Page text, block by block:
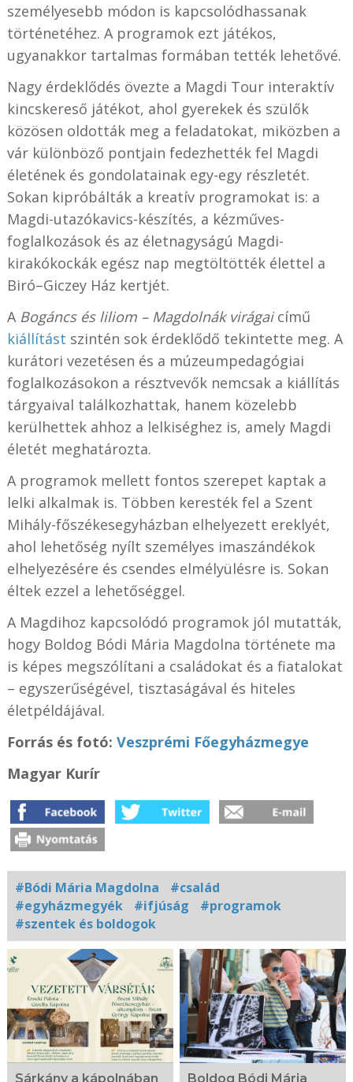
személyesebb módon is kapcsolódhassanak
történetéhez. A programok ezt játékos,
ugyanakkor tartalmas formában tették lehetővé.
Nagy érdeklődés övezte a Magdi Tour interaktív
kincskereső játékot, ahol gyerekek és szülők
közösen oldották meg a feladatokat, miközben a
vár különböző pontjain fedezhették fel Magdi
életének és gondolatainak egy-egy részletét.
Sokan kipróbálták a kreatív programokat is: a
Magdi-utazókavics-készítés, a kézműves-
foglalkozások és az életnagyságú Magdi-
kirakókockák egész nap megtöltötték élettel a
Biró–Giczey Ház kertjét.
A Bogáncs és liliom – Magdolnák virágaicímű
kiállítást szintén sok érdeklődő tekintette meg. A
kurátori vezetésen és a múzeumpedagógiai
foglalkozásokon a résztvevők nemcsak a kiállítás
tárgyaival találkozhattak, hanem közelebb
kerülhettek ahhoz a lelkiséghez is, amely Magdi
életét meghatározta.
A programok mellett fontos szerepet kaptak a
lelki alkalmak is. Többen keresték fel a Szent
Mihály-főszékesegyházban elhelyezett ereklyét,
ahol lehetőség nyílt személyes imaszándékok
elhelyezésére és csendes elmélyülésre is. Sokan
éltek ezzel a lehetőséggel.
A Magdihoz kapcsolódó programok jól mutatták,
hogy Boldog Bódi Mária Magdolna története ma
is képes megszólítani a családokat és a fiatalokat
– egyszerűségével, tisztaságával és hiteles
életpéldájával.
Forrás és fotó: Veszprémi Főegyházmegye
Magyar Kurír
#Bódi Mária Magdolna
#család
#egyházmegyék
#ifjúság
#programok
#szentek és boldogok
Kapcsolódó
fotógaléria
Sárkány a kápolnában Boldog Bódi Mária